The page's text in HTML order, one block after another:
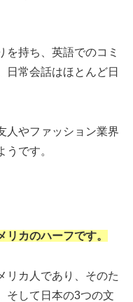
を持ち、英語でのコミ
日常会話はほとんど日
人やファッション業界
です。
カのハーフです。
リカ人であり、そのた
そして日本の3つの文